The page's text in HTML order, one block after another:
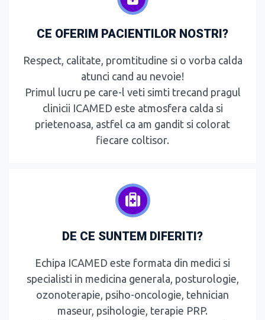
CE OFERIM PACIENTILOR NOSTRI?
Respect, calitate, promtitudine si o vorba calda
atunci cand au nevoie!
Primul lucru pe care-l veti simti trecand pragul
clinicii ICAMED este atmosfera calda si
prietenoasa, astfel ca am gandit si colorat
fiecare coltisor.
DE CE SUNTEM DIFERITI?
Echipa ICAMED este formata din medici si
specialisti in medicina generala, posturologie,
ozonoterapie, psiho-oncologie, tehnician
maseur, psihologie, terapie PRP.